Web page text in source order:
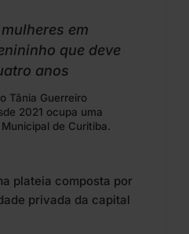
em
que deve
anos
Tânia Guerreiro
2021 ocupa uma
de Curitiba.
plateia composta por
privada da capital